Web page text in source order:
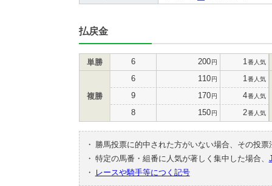
払戻金
単勝 6 200円 1 番人気
複勝
6 110円 1 番人気
9 170円 4番人気
8 150円 2番人気
・
勝馬投票に的中された方がいない場合、その投
・ 特定の馬番・組番に人気が著しく集中した場合、
・
レースや騎手等につく記号